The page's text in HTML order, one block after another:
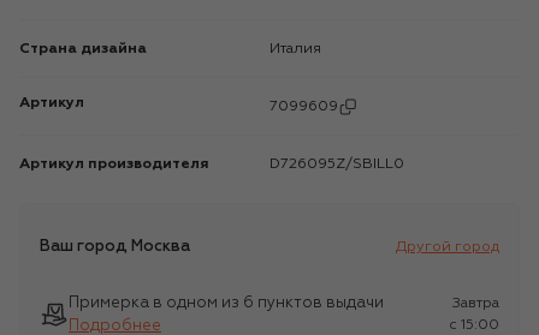
Страна дизайна Италия
Артикул 7099609
Артикул производителя D726095Z/SBILL0
Ваш город Москва Другой город
Примерка в одном из 6 пунктов выдачи
Подробнее
Завтра
c 15:00